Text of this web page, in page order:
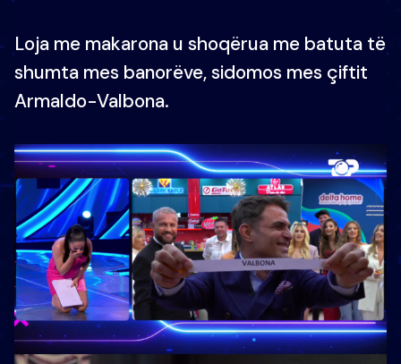
Loja me makarona u shoqërua me batuta të
shumta mes banorëve, sidomos mes çiftit
Armaldo-Valbona.